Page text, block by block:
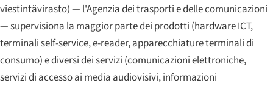
viestintävirasto) — l'Agenzia dei trasporti e delle comunicazioni
— supervisiona la maggior parte dei prodotti (hardware ICT,
terminali self-service, e-reader, apparecchiature terminali di
consumo) e diversi dei servizi (comunicazioni elettroniche,
servizi di accesso ai media audiovisivi, informazioni